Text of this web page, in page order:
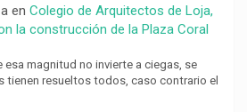
en Colegio de Arquitectos de Loja,
la construcción de la Plaza Coral
esa magnitud no invierte a ciegas, se
tienen resueltos todos, caso contrario el